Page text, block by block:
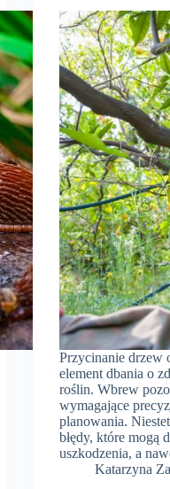
Przycinanie
element dbania o
roślin. Wbrew
wymagające
planowania.
błędy, które mogą
uszkodzenia, a
Katarzyna